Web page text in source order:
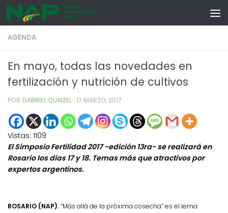
Skip to content
AGENDA
En mayo, todas las novedades en
fertilización y nutrición de cultivos
POR GABRIEL QUAIZEL · 17 MARZO, 2017
Vistas: 1109
El Simposio Fertilidad 2017 -edición 13ra- se realizará en
Rosario los días 17 y 18. Temas más que atractivos por
expertos argentinos.
ROSARIO (NAP).“Más allá de la próxima cosecha” es el lema